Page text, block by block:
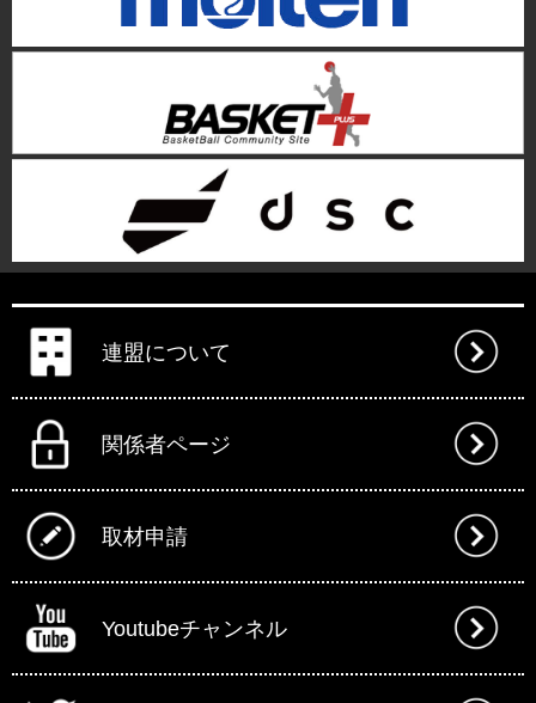
連盟について
関係者ページ
取材申請
Youtubeチャンネル